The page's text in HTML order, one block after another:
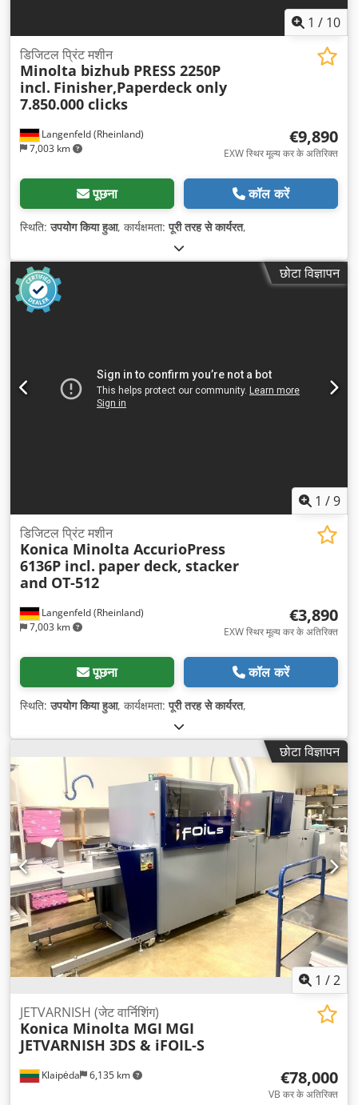
1 / 10
Langenfeld (Rheinland)
7,003 km
डिजिटल प्रिंट मशीन
Minolta bizhub PRESS 2250P
incl. Finisher,Paperdeck only
7.850.000 clicks
€9,890
EXW स्थिर मूल्य कर के अतिरिक्त
पूछना कॉल करें
स्थिति:उपयोग किया हुआ, कार्यक्षमता:पूरी तरह से कार्यरत,
छोटा विज्ञापन
1 /9
Langenfeld (Rheinland)
7,003 km
डिजिटल प्रिंट मशीन
Konica Minolta AccurioPress
6136P incl. paper deck, stacker
and OT-512
€3,890
EXW स्थिर मूल्य कर के अतिरिक्त
पूछना कॉल करें
स्थिति:उपयोग किया हुआ, कार्यक्षमता:पूरी तरह से कार्यरत,
छोटा विज्ञापन
1 /2
Klaipėda 6,135 km
JETVARNISH (जेट वार्निशिंग)
Konica Minolta MGI MGI
JETVARNISH 3DS & iFOIL-S
€78,000
VB कर के अतिरिक्त